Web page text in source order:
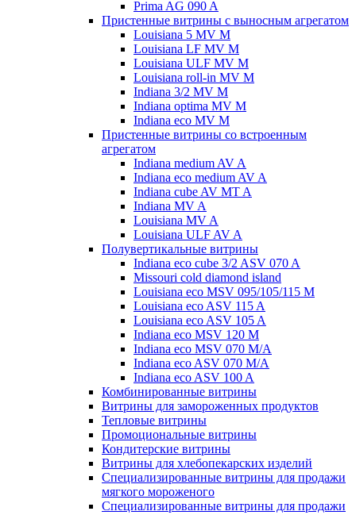
Prima AG 090 A
Пристенные витрины с выносным агрегатом
Louisiana 5 MV M
Louisiana LF MV M
Louisiana ULF MV M
Louisiana roll-in MV M
Indiana 3/2 MV M
Indiana optima MV M
Indiana eco MV M
Пристенные витрины со встроенным
агрегатом
Indiana medium AV A
Indiana eco medium AV A
Indiana cube AV MT A
Indiana MV A
Louisiana MV A
Louisiana ULF AV A
Полувертикальные витрины
Indiana eco cube 3/2 ASV 070 A
Missouri cold diamond island
Louisiana eco MSV 095/105/115 M
Louisiana eco ASV 115 A
Louisiana eco ASV 105 A
Indiana eco MSV 120 M
Indiana eco MSV 070 M/A
Indiana eco ASV 070 M/A
Indiana eco ASV 100 A
Комбинированные витрины
Витрины для замороженных продуктов
Тепловые витрины
Промоциональные витрины
Кондитерские витрины
Витрины для хлебопекарских изделий
Специализированные витрины для продажи
мягкого мороженого
Специализированные витрины для продажи